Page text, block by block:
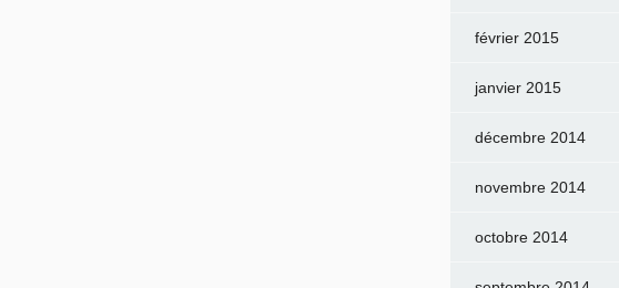
février 2015
janvier 2015
décembre 2014
novembre 2014
octobre 2014